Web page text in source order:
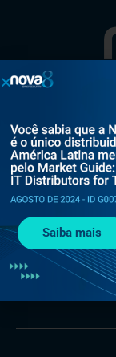
Al. Rio Negro,
Alphaville, Barueri -
+55 (11) 3375
Fale com a
Saiba mais